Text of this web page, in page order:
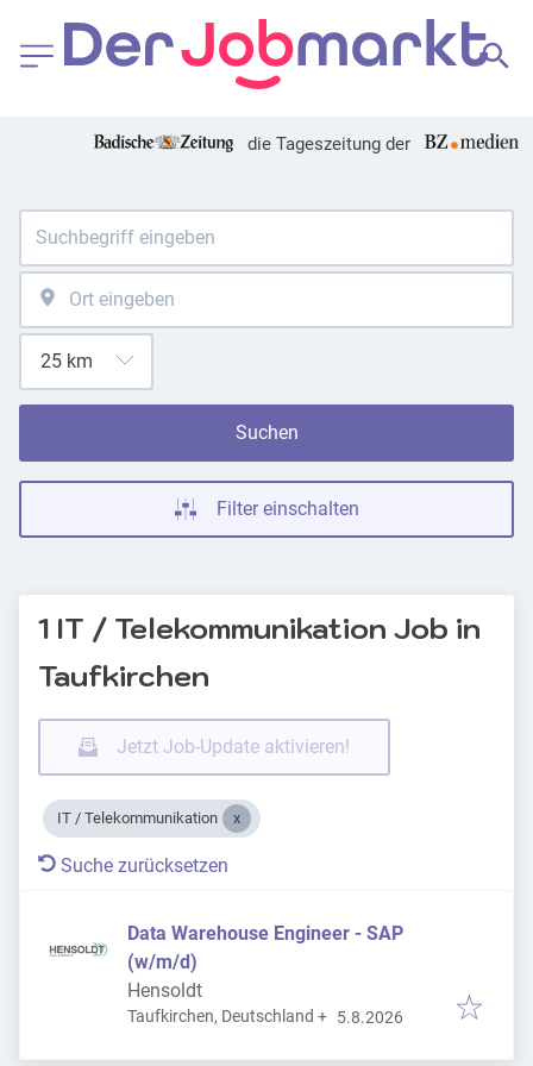
die Tageszeitung der
Suchen
Filter einschalten
1 IT / Telekommunikation Job in
Taufkirchen
Jetzt Job-Update aktivieren!
IT / Telekommunikation
Suche zurücksetzen
Data Warehouse Engineer - SAP
(w/m/d)
Hensoldt
Taufkirchen, Deutschland + Veröffentlicht
5.8.2026